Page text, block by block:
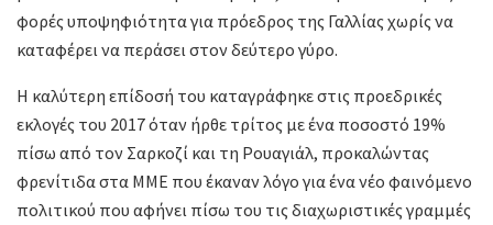
φορές υποψηφιότητα για πρόεδρος της Γαλλίας χωρίς να
καταφέρει να περάσει στον δεύτερο γύρο.
Η καλύτερη επίδοσή του καταγράφηκε στις προεδρικές
εκλογές του 2017 όταν ήρθε τρίτος με ένα ποσοστό 19%
πίσω από τον Σαρκοζί και τη Ρουαγιάλ, προκαλώντας
φρενίτιδα στα ΜΜΕ που έκαναν λόγο για ένα νέο φαινόμενο
πολιτικού που αφήνει πίσω του τις διαχωριστικές γραμμές